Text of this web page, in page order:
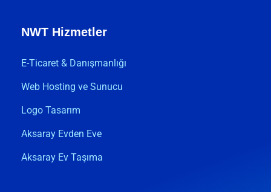
NWT Hizmetler
E-Ticaret & Danışmanlığı
Web Hosting ve Sunucu
Logo Tasarım
Aksaray Evden Eve
Aksaray Ev Taşıma